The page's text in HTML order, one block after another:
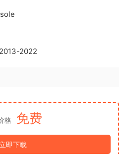
2022
格 免费
立即下载